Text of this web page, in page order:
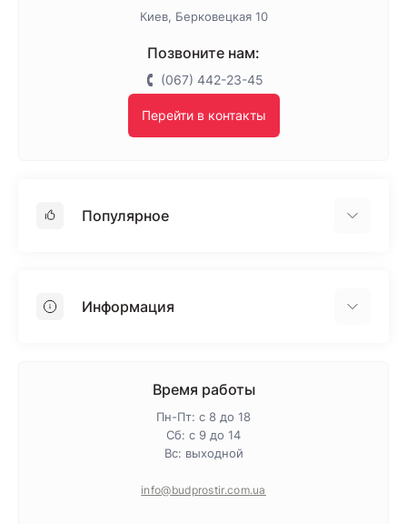
Киев, Берковецкая 10
Позвоните нам:
(067) 442-23-45
Перейти в контакты
Популярное
ПенопластИнформация
Политика конфиденциальности
Время работы
Пн-Пт: с 8 до 18
Сб: с 9 до 14
Вс: выходной
info@budprostir.com.ua